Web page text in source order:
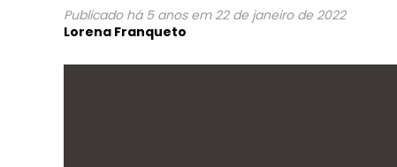
Publicado há 5 anos em 22 de janeiro de 2022
Lorena Franqueto